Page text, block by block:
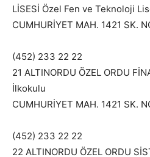
LİSESİ Özel Fen ve Teknoloji
CUMHURİYET MAH. 1421 SK.
(452) 233 22 22
21 ALTINORDU ÖZEL ORDU
İlkokulu
CUMHURİYET MAH. 1421 SK.
(452) 233 22 22
22 ALTINORDU ÖZEL ORDU